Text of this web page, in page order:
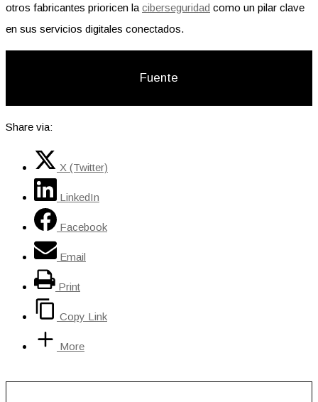
otros fabricantes prioricen la ciberseguridad como un pilar clave
en sus servicios digitales conectados.
Fuente
Share via:
X (Twitter)
LinkedIn
Facebook
Email
Print
Copy Link
More